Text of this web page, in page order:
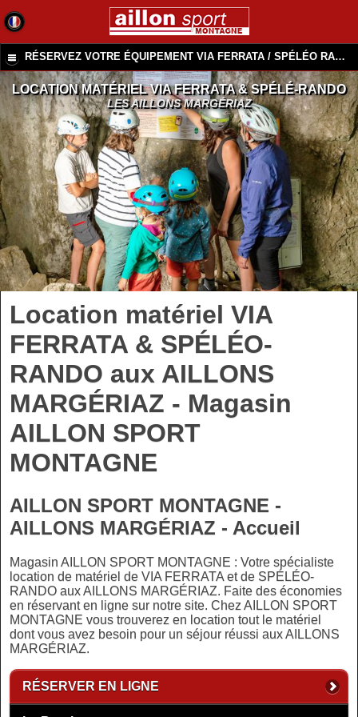
RÉSERVEZ VOTRE ÉQUIPEMENT VIA FERRATA / SPÉLÉO RANDO
LOCATION MATÉRIEL VIA FERRATA & SPÉLÉ-RANDO
LES AILLONS MARGÉRIAZ
Location matériel VIA
FERRATA & SPÉLÉO-
RANDO aux AILLONS
MARGÉRIAZ - Magasin
AILLON SPORT
MONTAGNE
AILLON SPORT MONTAGNE -
AILLONS MARGÉRIAZ - Accueil
Magasin AILLON SPORT MONTAGNE : Votre spécialiste
location de matériel de VIA FERRATA et de SPÉLÉO-
RANDO aux AILLONS MARGÉRIAZ. Faite des économies
en réservant en ligne sur notre site. Chez AILLON SPORT
MONTAGNE vous trouverez en location tout le matériel
dont vous avez besoin pour un séjour réussi aux AILLONS
MARGÉRIAZ.
RÉSERVER EN LIGNE